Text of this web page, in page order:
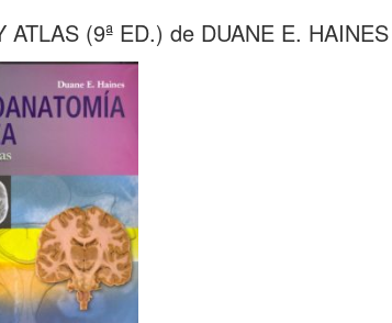
(9ª ED.) de DUANE E. HAINES